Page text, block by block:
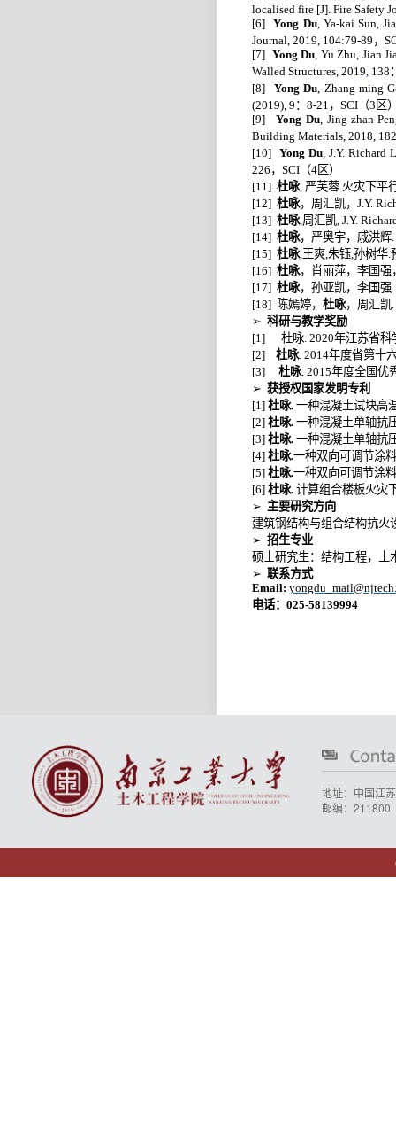
localised fire [J]. Fire Safety
[6]
Yong Du, Ya-kai Sun,
Journal, 2019, 104:79-89 ，
[7] Yong Du, Yu Zhu, Jian
Walled Structures, 2019, 138
[8]
Yong Du, Zhang-ming
(2019), 9 ： 8-21 ， SCI （3 区
[9]
Yong Du, Jing-zhan
Building Materials, 2018,
[10] Yong Du, J.Y. Richard
226 ， SCI （4 区）
[11] 杜咏, 严芙蓉.火灾下平
[12] 杜咏，周汇凯， J.Y.
[13] 杜咏,周汇凯, J.Y.
[14] 杜咏，严奥宇，戚洪辉.
[15] 杜咏,王爽,朱钰,孙树华.
[16] 杜咏，肖丽萍，李国强
[17] 杜咏，孙亚凯，李国强.
[18] 陈嫣婷， 杜咏，周汇凯
➢ 科研与教学奖励
[1]
杜咏. 2020年江苏省科
[2]
杜咏. 2014年度省第十
[3] 杜咏. 2015年度全国优
➢ 获授权国家发明专利
[1] 杜咏. 一种混凝土试块高
[2] 杜咏. 一种混凝土单轴抗
[3] 杜咏. 一种混凝土单轴抗
[4] 杜咏.一种双向可调节涂
[5] 杜咏.一种双向可调节涂
[6] 杜咏. 计算组合楼板火灾
➢ 主要研究方向
建筑钢结构与组合结构抗火
➢ 招生专业
硕士研究生：结构工程，土
➢ 联系方式
Email:
电话： 025-58139994
地址：中国江
邮编：